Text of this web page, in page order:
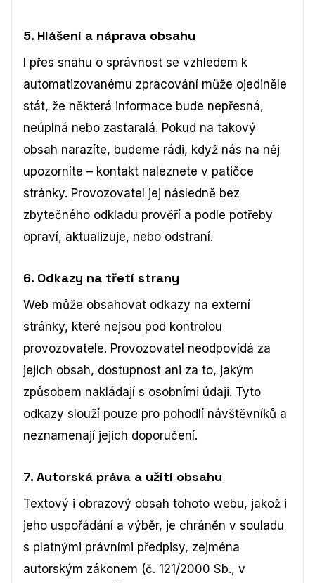
5. Hlášení a náprava obsahu
I přes snahu o správnost se vzhledem k
automatizovanému zpracování může ojediněle
stát, že některá informace bude nepřesná,
neúplná nebo zastaralá. Pokud na takový
obsah narazíte, budeme rádi, když nás na něj
upozorníte – kontakt naleznete v patičce
stránky. Provozovatel jej následně bez
zbytečného odkladu prověří a podle potřeby
opraví, aktualizuje, nebo odstraní.
6. Odkazy na třetí strany
Web může obsahovat odkazy na externí
stránky, které nejsou pod kontrolou
provozovatele. Provozovatel neodpovídá za
jejich obsah, dostupnost ani za to, jakým
způsobem nakládají s osobními údaji. Tyto
odkazy slouží pouze pro pohodlí návštěvníků a
neznamenají jejich doporučení.
7. Autorská práva a užití obsahu
Textový i obrazový obsah tohoto webu, jakož i
jeho uspořádání a výběr, je chráněn v souladu
s platnými právními předpisy, zejména
autorským zákonem (č. 121/2000 Sb., v